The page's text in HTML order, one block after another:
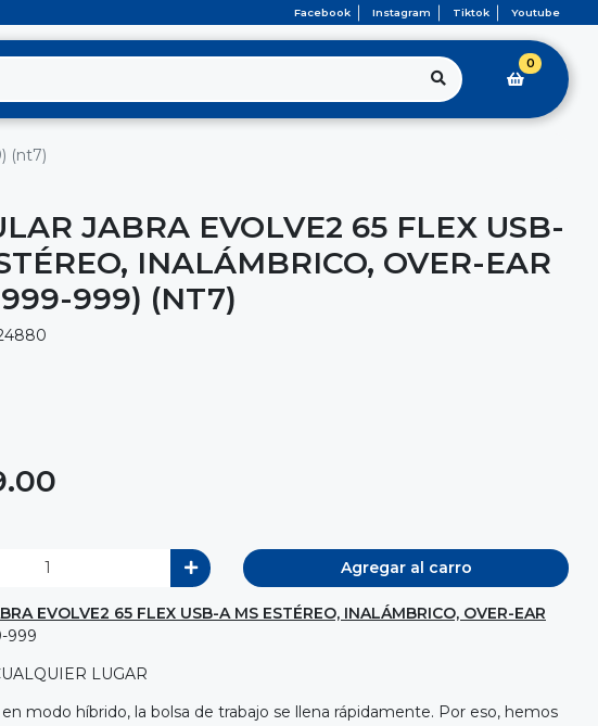
Facebook Instagram Tiktok Youtube
0
(nt7)
JABRA EVOLVE2 65 FLEX USB-
INALÁMBRICO, OVER-EAR
999) (NT7)
Agregar al carro
EVOLVE2 65 FLEX USB-A MS ESTÉREO, INALÁMBRICO, OVER-EAR
999
LUGAR
modo híbrido, la bolsa de trabajo se llena rápidamente. Por eso, hemos